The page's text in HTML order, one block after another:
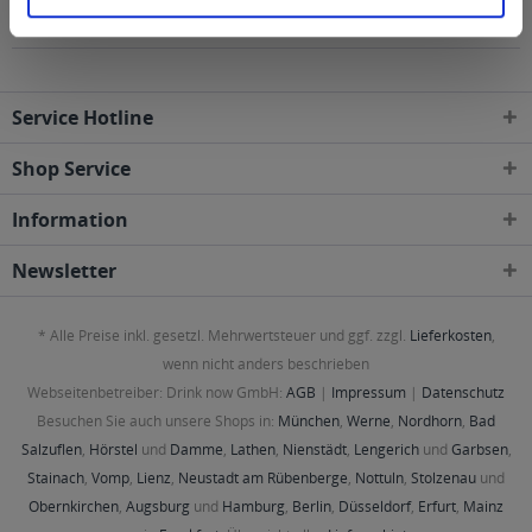
geliefert
Service Hotline
Shop Service
Information
Newsletter
* Alle Preise inkl. gesetzl. Mehrwertsteuer und ggf. zzgl. Lieferkosten,
wenn nicht anders beschrieben
Webseitenbetreiber: Drink now GmbH: AGB | Impressum | Datenschutz
Besuchen Sie auch unsere Shops in: München, Werne, Nordhorn, Bad
Salzuflen, Hörstel und Damme, Lathen, Nienstädt, Lengerichund Garbsen,
Stainach, Vomp, Lienz, Neustadt am Rübenberge, Nottuln, Stolzenau und
Obernkirchen, Augsburg und Hamburg, Berlin, Düsseldorf, Erfurt, Mainz